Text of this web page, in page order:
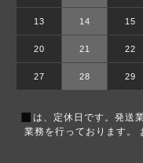
13 14 15
20 21 22
27 28 29
■ は、定休日です。発送
業務を行っております。